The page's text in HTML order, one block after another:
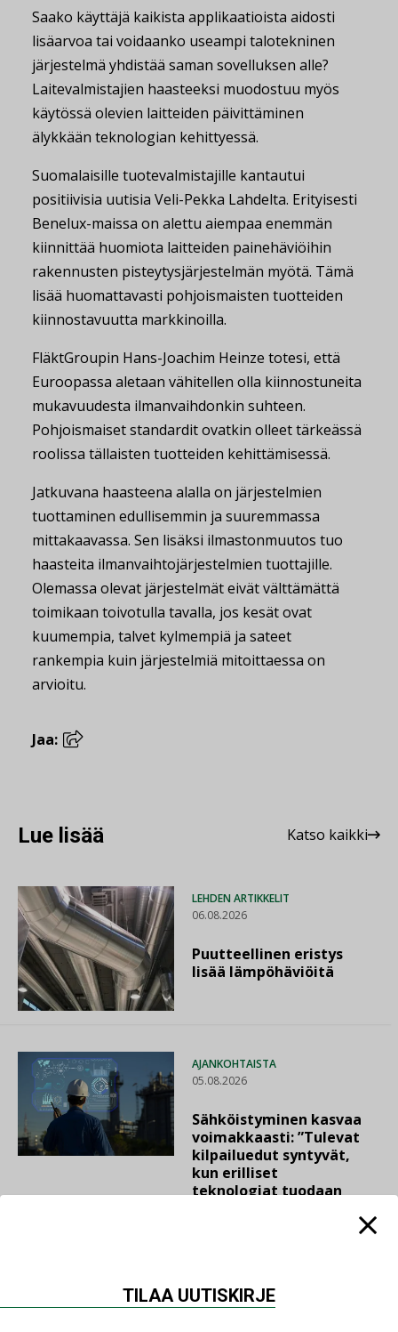
Saako käyttäjä kaikista applikaatioista aidosti
lisäarvoa tai voidaanko useampi talotekninen
järjestelmä yhdistää saman sovelluksen alle?
Laitevalmistajien haasteeksi muodostuu myös
käytössä olevien laitteiden päivittäminen
älykkään teknologian kehittyessä.
Suomalaisille tuotevalmistajille kantautui
positiivisia uutisia Veli-Pekka Lahdelta. Erityisesti
Benelux-maissa on alettu aiempaa enemmän
kiinnittää huomiota laitteiden painehäviöihin
rakennusten pisteytysjärjestelmän myötä. Tämä
lisää huomattavasti pohjoismaisten tuotteiden
kiinnostavuutta markkinoilla.
FläktGroupin Hans-Joachim Heinze totesi, että
Euroopassa aletaan vähitellen olla kiinnostuneita
mukavuudesta ilmanvaihdonkin suhteen.
Pohjoismaiset standardit ovatkin olleet tärkeässä
roolissa tällaisten tuotteiden kehittämisessä.
Jatkuvana haasteena alalla on järjestelmien
tuottaminen edullisemmin ja suuremmassa
mittakaavassa. Sen lisäksi ilmastonmuutos tuo
haasteita ilmanvaihtojärjestelmien tuottajille.
Olemassa olevat järjestelmät eivät välttämättä
toimikaan toivotulla tavalla, jos kesät ovat
kuumempia, talvet kylmempiä ja sateet
rankempia kuin järjestelmiä mitoittaessa on
arvioitu.
Jaa:
Lue lisää Katso kaikki
LEHDEN ARTIKKELIT
06.08.2026
Puutteellinen eristys
lisää lämpöhäviöitä
AJANKOHTAISTA
05.08.2026
Sähköistyminen kasvaa
voimakkaasti: ”Tulevat
kilpailuedut syntyvät,
kun erilliset
teknologiat tuodaan
04.08.2026
TILAA UUTISKIRJE